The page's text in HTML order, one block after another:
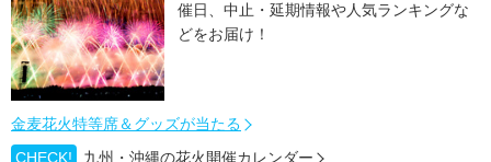
催日、中止・延期情報や人気ランキングな
どをお届け！
金麦花火特等席＆グッズが当たる
CHECK!
九州・沖縄の花火開催カレンダー